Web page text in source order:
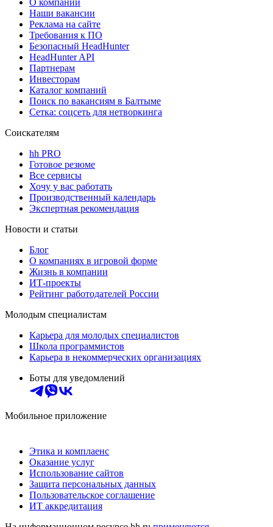
О компании
Наши вакансии
Реклама на сайте
Требования к ПО
Безопасный HeadHunter
HeadHunter API
Партнерам
Инвесторам
Каталог компаний
Поиск по вакансиям в Балтыме
Сетка: соцсеть для нетворкинга
Соискателям
hh PRO
Готовое резюме
Все сервисы
Хочу у вас работать
Производственный календарь
Экспертная рекомендация
Новости и статьи
Блог
О компаниях в игровой форме
Жизнь в компании
ИТ-проекты
Рейтинг работодателей России
Молодым специалистам
Карьера для молодых специалистов
Школа программистов
Карьера в некоммерческих организациях
Боты для уведомлений
Мобильное приложение
Этика и комплаенс
Оказание услуг
Использование сайтов
Защита персональных данных
Пользовательское соглашение
ИТ аккредитация